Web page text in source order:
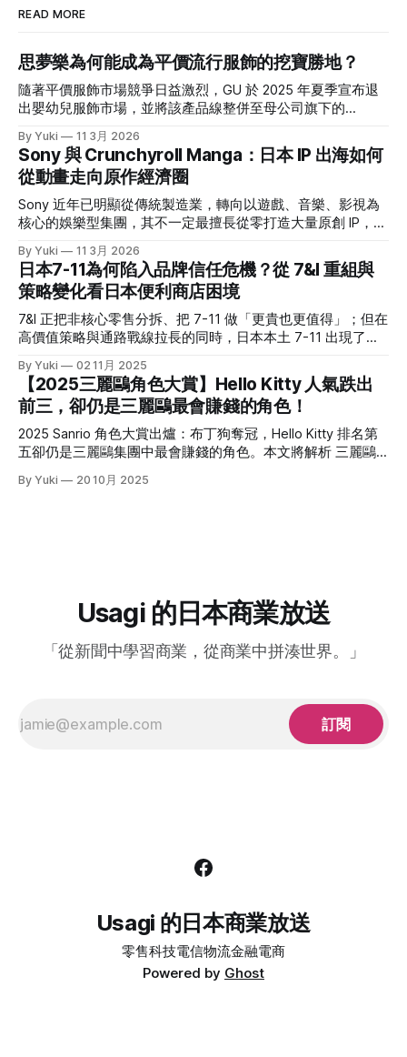
READ MORE
思夢樂為何能成為平價流行服飾的挖寶勝地？
隨著平價服飾市場競爭日益激烈，GU 於 2025 年夏季宣布退
出嬰幼兒服飾市場，並將該產品線整併至母公司旗下的
令其備感壓力的強勁對手——しまむら。 這家曾被視為「俗
氣平價服飾店」的品牌，為什麼能連五年刷新營收？ 乍看し
まむら這個名字，可能一時間會不知道它是誰；但如果說到
「思夢樂」，那大家應該就有印象了。台灣思夢樂背後的母公
司就是しまむら集團。翻看其最新一期財報(1)，營收已經連創
日本 20-30歲女生喜歡的平價品牌調查中，しまむら的排行甚
至不輸 UNIQLO。 可以說，現在的しまむら跟我腦海中的「平
價＋基本款」差很多，不只一堆聯名款服飾，版型也沒那麼
「老氣」，重點是價格依然友善。 究竟しまむら是靠著什麼
樣的商業模式在競爭激烈的日本服飾品牌中存活？又是靠著什
麼樣的經營策略屢屢能夠在日本社群上掀起話題？ 這篇文章
將帶大家解析しまむら集團背後的故事。 しまむら到底是一
家什麼樣的公司？
By Yuki 11 3月 2026
Sony 與 Crunchyroll Manga：日本 IP 出海如何
從動畫走向原作經濟圈
Sony 近年已明顯從傳統製造業，轉向以遊戲、音樂、影視為
核心的娛樂型集團，其不一定最擅長從零打造大量原創 IP，但
2021年，Sony 收購美國的 Crunchyroll，並與自家的
Funimation 合併，之後其逐漸成為日本以外最具代表性的動畫
串流平台之一。意識到近年動畫粉反哺原作的巨大經濟潛力
後，Crunchyroll 在去年 10 月正式於美國與加拿大推出
Crunchyroll Manga。 ◎本文重點 * Sony 近年已明顯轉型為娛
讓它更有能力透過投資、併購與整合，放大既有 IP 的價值。 *
日本 IP 出海雖然常靠動畫打開知名度，但原作端的承接一直
不完整；海外很多觀眾看得到動畫，卻接不到正版漫畫，導致
熱度停在平台外，甚至流向盜版。 * Crunchyroll Manga 的意
義，不只是多一個漫畫功能，
By Yuki 11 3月 2026
日本7-11為何陷入品牌信任危機？從 7&I 重組與
策略變化看日本便利商店困境
7&I 正把非核心零售分拆、把 7-11 做「更貴也更值得」；但在
高價值策略與通路戰線拉長的同時，日本本土 7-11 出現了罕
年秋冬商品起，7&I控股旗下的伊藤洋華堂（イトーヨーカ
堂）將正式停止與日本服飾大廠 Adastria 的合作，終結短短兩
年的策略聯盟。 但早在今年3月，7&I 就已宣布將旗下非便利
商店相關事業獨立切割，設立新公司「ヨークHD」。伊藤洋
華堂即是被切割的核心對象之一，這項舉措被外界解讀為：為
可能的收購案，提前做出業務清理與專注本業的佈局。 雖然
By Yuki 02 11月 2025
【2025三麗鷗角色大賞】Hello Kitty 人氣跌出
前三，卻仍是三麗鷗最會賺錢的角色！
2025 Sanrio 角色大賞出爐：布丁狗奪冠，Hello Kitty 排名第
五卻仍是三麗鷗集團中最會賺錢的角色。本文將解析 三麗鷗
今年的三麗鷗角色大賞由布丁狗擠下大耳狗、帕恰狗與酷洛
別是巧克貓（Chococat）這個角色，今年比去年竟然一口氣
上升二十二名。而其主要受眾正是成長增幅超過100％的歐美
人氣不等於營收：觸及和「支出喚起」是兩件事
By Yuki 20 10月 2025
Usagi 的日本商業放送
「從新聞中學習商業，從商業中拼湊世界。」
訂閱
Usagi 的日本商業放送
零售科技電信物流金融電商
Powered by Ghost